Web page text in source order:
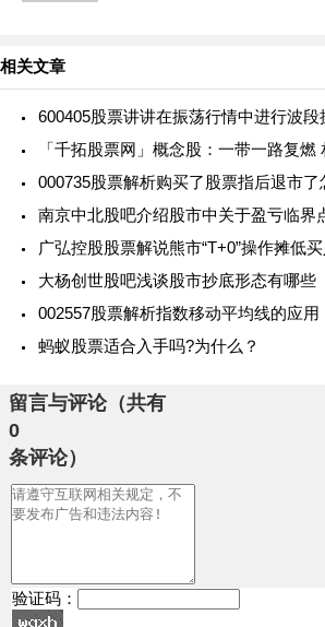
相关文章
600405股票讲讲在振荡行情中进行波段
000735股票解析购买了股票指后退市了
南京中北股吧介绍股市中关于盈亏临界
广弘控股股票解说熊市“T+0”操作摊低
大杨创世股吧浅谈股市抄底形态有哪些
002557股票解析指数移动平均线的应用
蚂蚁股票适合入手吗?为什么？
留言与评论（共有
0
条评论）
验证码：